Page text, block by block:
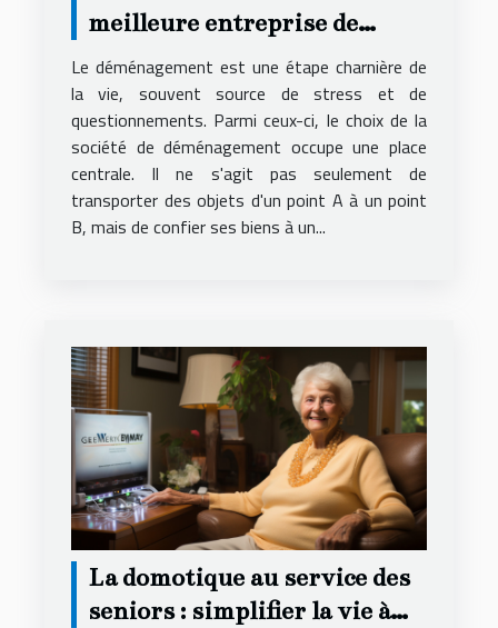
meilleure entreprise de
déménagement pour un
service local fiable et
économique
Le déménagement est une étape charnière de
la vie, souvent source de stress et de
questionnements. Parmi ceux-ci, le choix de la
société de déménagement occupe une place
centrale. Il ne s'agit pas seulement de
transporter des objets d'un point A à un point
B, mais de confier ses biens à un...
La domotique au service des
seniors : simplifier la vie à